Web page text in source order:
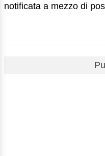
notificata a mezzo di